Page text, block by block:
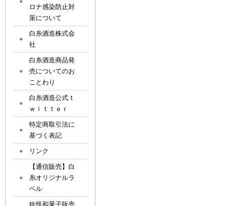
ロナ感染防止対
策について
白糸酒造株式会
社
白糸酒造商品発
売についてのお
ことわり
白糸酒造公式ｔ
ｗｉｔｔｅｒ
特定商取引法に
基づく表記
リンク
【通信販売】白
糸オリジナルラ
ベル
妖怪和菓子販売